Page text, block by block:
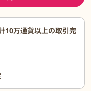
10万通貨以上の取引完